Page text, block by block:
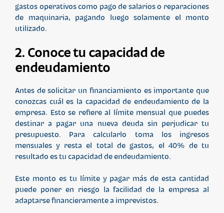
gastos operativos como pago de salarios o reparaciones
de maquinaria, pagando luego solamente el monto
utilizado.
2. Conoce tu capacidad de
endeudamiento
Antes de solicitar un financiamiento es importante que
conozcas cuál es la capacidad de endeudamiento de la
empresa. Esto se refiere al límite mensual que puedes
destinar a pagar una nueva deuda sin perjudicar tu
presupuesto. Para calcularlo toma los ingresos
mensuales y resta el total de gastos, el 40% de tu
resultado es tu capacidad de endeudamiento.
Este monto es tu límite y pagar más de esta cantidad
puede poner en riesgo la facilidad de la empresa al
adaptarse financieramente a imprevistos.